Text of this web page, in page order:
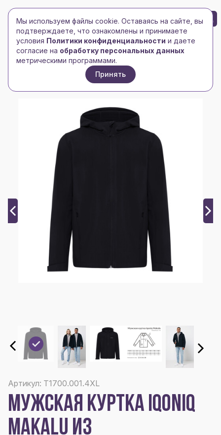
Toggle navigation
Toggle navigation
БРЕНД-ЛОГО 0
Главная/xindao /
Мужская куртка Iqoniq Makalu из переработанного
полиэстера AWARE™, 300 г/м²
Артикул: T1700.001.4XL
МУЖСКАЯ КУРТКА IQONIQ
MAKALU ИЗ
Мы используем файлы cookie. Оставаясь на сайте, вы
подтверждаете, что ознакомлены и принимаете
условия Политики конфиденциальности и даете
согласие на обработку персональных данных
метрическими программами.
Принять